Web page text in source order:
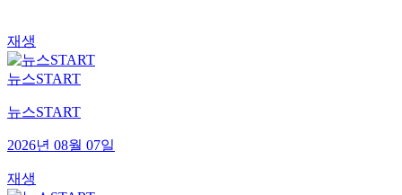
재생
뉴스START
뉴스START
2026년 08월 07일
재생